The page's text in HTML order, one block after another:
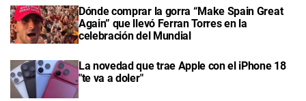
Dónde comprar la gorra “Make Spain Great
Again” que llevó Ferran Torres en la
celebración del Mundial
La novedad que trae Apple con el iPhone 18
"te va a doler"